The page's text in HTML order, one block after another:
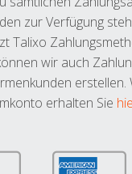
zur Verfügung
Talixo
wir auch
erhalten Sie